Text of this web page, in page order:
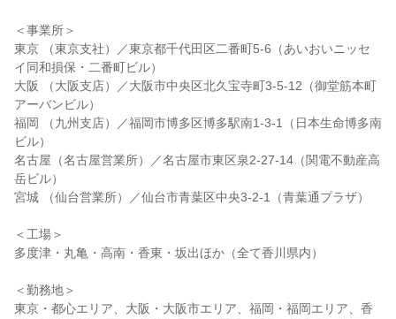
＜事業所＞
東京 （東京支社）／東京都千代田区二番町5-6（あいおいニッセ
イ同和損保・二番町ビル）
大阪 （大阪支店）／大阪市中央区北久宝寺町3-5-12（御堂筋本町
アーバンビル）
福岡 （九州支店）／福岡市博多区博多駅南1-3-1（日本生命博多南
ビル）
名古屋（名古屋営業所）／名古屋市東区泉2-27-14（関電不動産高
岳ビル）
宮城 （仙台営業所）／仙台市青葉区中央3-2-1（青葉通プラザ）
＜工場＞
多度津・丸亀・高南・香東・坂出ほか（全て香川県内）
＜勤務地＞
東京・都心エリア、大阪・大阪市エリア、福岡・福岡エリア、香